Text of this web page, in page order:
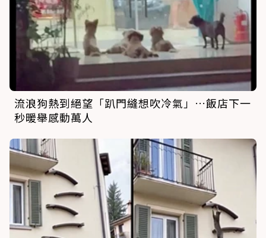
流浪狗熱到絕望「趴門縫想吹冷氣」…飯店下一
秒暖舉感動萬人